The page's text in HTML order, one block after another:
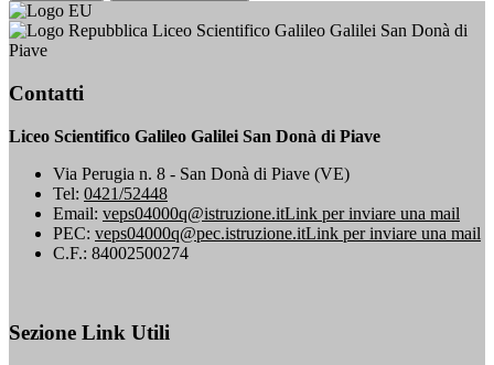
Liceo Scientifico Galileo Galilei San Donà di
Piave
Contatti
Liceo Scientifico Galileo Galilei San Donà di Piave
Via Perugia n. 8 - San Donà di Piave (VE)
Tel: 0421/52448
Email: veps04000q@istruzione.itLink per inviare una mail
PEC: veps04000q@pec.istruzione.itLink per inviare una mail
C.F.: 84002500274
Sezione Link Utili